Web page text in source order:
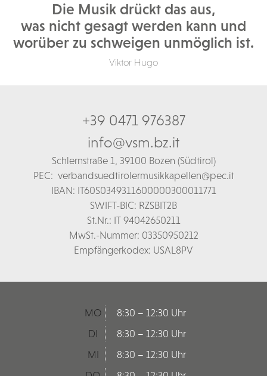
Die Musik drückt das aus,
was nicht gesagt werden kann und
worüber zu schweigen unmöglich ist.
Viktor Hugo
+39 0471 976387
info@vsm.bz.it
Schlernstraße 1, 39100 Bozen (Südtirol)
PEC: verbandsuedtirolermusikkapellen@pec.it
IBAN: IT60S0349311600000300011771
SWIFT-BIC: RZSBIT2B
St.Nr.: IT 94042650211
MwSt.-Nummer: 03350950212
Empfängerkodex: USAL8PV
MO
8:30 – 12:30 Uhr
DI
8:30 – 12:30 Uhr
MI
8:30 – 12:30 Uhr